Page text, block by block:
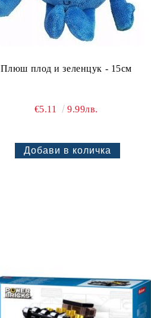
Плюш плод и зеленцук - 15см
€5.11 9.99лв.